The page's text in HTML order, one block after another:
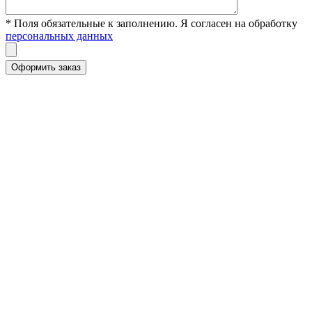
* Поля обязательные к заполнению. Я согласен на обработку
персональных данных